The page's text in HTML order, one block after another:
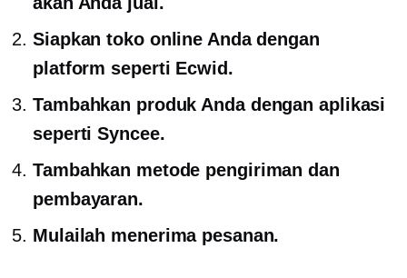
Siapkan toko online Anda dengan
platform seperti Ecwid.
Tambahkan produk Anda dengan aplikasi
seperti Syncee.
Tambahkan metode pengiriman dan
pembayaran.
Mulailah menerima pesanan.